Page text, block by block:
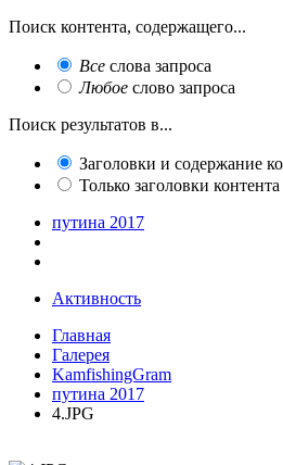
Поиск контента, содержащего...
Все слова запроса
Любое слово запроса
Поиск результатов в...
Заголовки и содержание
Только заголовки контента
путина 2017
Активность
Главная
Галерея
KamfishingGram
путина 2017
4.JPG